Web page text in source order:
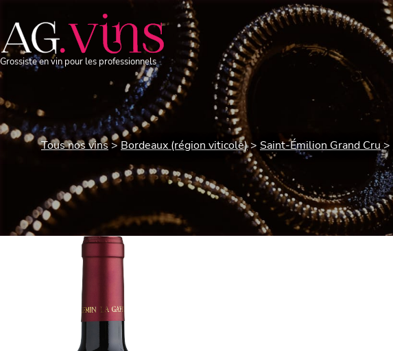
Grossiste en vin pour les professionnels
Tous nos vins Bordeaux (région viticole) Saint-Émilion Grand Cru